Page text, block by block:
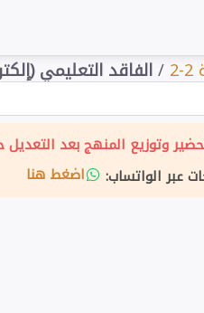
/الفاقد التعليمي
وتوزيع المنهج بعد التعديل
عبر الواتساب:
اضغط هنا